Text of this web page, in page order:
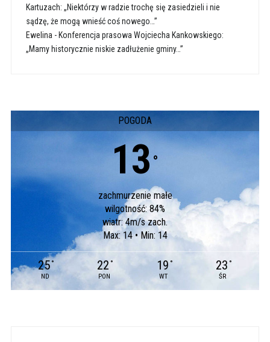
Kartuzach: „Niektórzy w radzie trochę się zasiedzieli i nie
sądzę, że mogą wnieść coś nowego…”
Ewelina - Konferencja prasowa Wojciecha Kankowskiego:
„Mamy historycznie niskie zadłużenie gminy…”
POGODA
13 °
zachmurzenie małe
wilgotność: 84%
wiatr: 4m/s zach.
Max: 14 • Min: 14
25 °
ND
22 °
PON
19 °
WT
23 °
ŚR